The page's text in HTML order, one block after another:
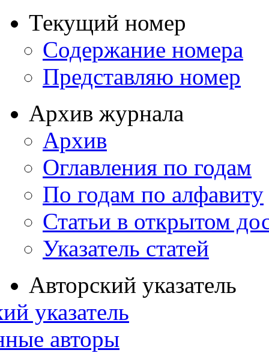
Текущий номер
Содержание номера
Представляю номер
Архив журнала
Архив
Оглавления по годам
По годам по алфавиту
Статьи в открытом
Указатель статей
Авторский указатель
указатель
авторы